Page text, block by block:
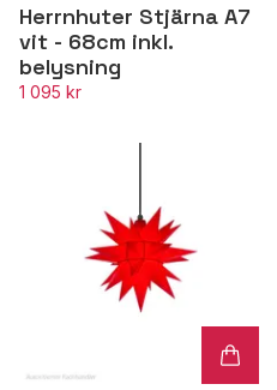
Herrnhuter Stjärna A7
vit - 68cm inkl.
belysning
1 095 kr